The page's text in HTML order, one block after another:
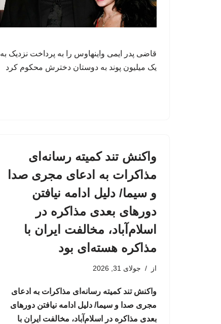
قاضی پدر ایمی واینهاوس را به پرداخت نزدیک به
یک میلیون پوند به دوستان دخترش محکوم کرد
واکنش تند کمیته رسانه‌ای
مذاکرات به ادعای مجری صدا
و سیما/ دلیل ادامه نیافتن
دورهای بعدی مذاکره در
اسلام‌آباد، مخالفت ایران با
مذاکره هسته‌ای بود
از جولای 31, 2026
واکنش تند کمیته رسانه‌ای مذاکرات به ادعای
مجری صدا و سیما/ دلیل ادامه نیافتن دورهای
بعدی مذاکره در اسلام‌آباد، مخالفت ایران با